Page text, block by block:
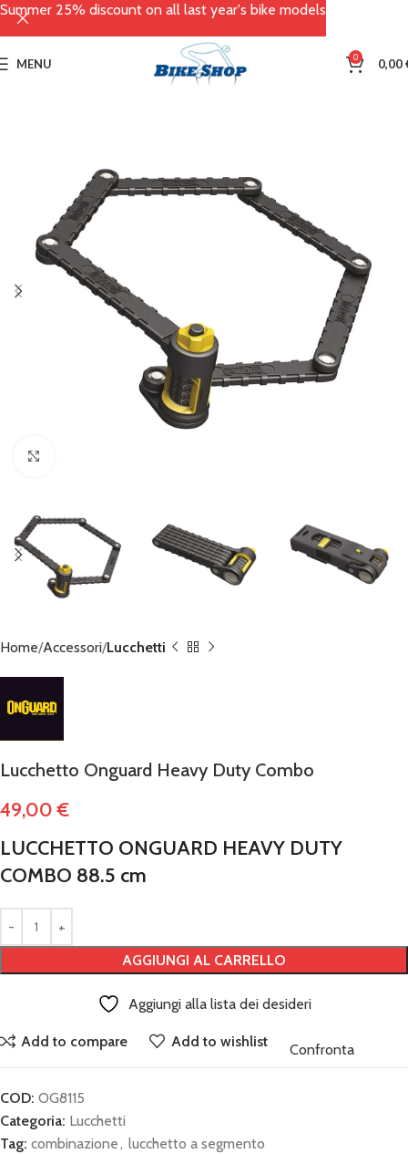
MENU 0 0,00
Home Accessori Lucchetti
Lucchetto Onguard Heavy Duty Combo
49,00€
LUCCHETTO ONGUARD HEAVY DUTY
COMBO 88.5 cm
AGGIUNGI AL CARRELLO
Aggiungi alla lista dei desideri
Add to compare Add to wishlist Confronta
COD: OG8115
Categoria: Lucchetti
Tag: combinazione, lucchetto a segmento
Summer 25% discount on all last year's bike models